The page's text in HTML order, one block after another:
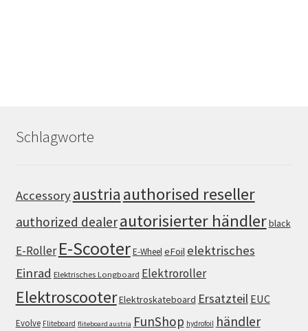
Schlagworte
Accessoryaustria authorised reseller
authorized dealerautorisierter händlerblack
E-Roller E-ScooterE-WheeleFoil elektrisches
Einrad Elektrisches Longboard Elektroroller
ElektroscooterElektroskateboard Ersatzteil EUC
Evolve Fliteboard fliteboard austria FunShop hydrofoil händler